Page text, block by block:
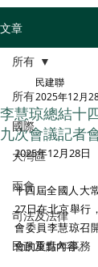
文章
所有
國際
大灣區
兩會
司法及法律
民政及青年事務
所有
李慧琼總結十
九次會議記者
民建聯
2025年12月
2025年12月28日
十四屆全國人大
27日在北京舉行
會委員李慧琼召
會的重點內容。